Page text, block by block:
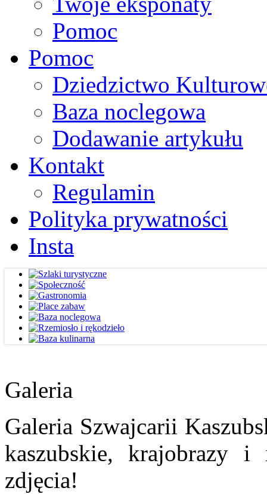
Pomoc
Pomoc
Dziedzictwo
Baza noclegowa
Dodawanie artykułu
Kontakt
Regulamin
Polityka prywatności
Insta
Galeria
Galeria Szwajcarii
kaszubskie, krajobrazy
zdjęcia!